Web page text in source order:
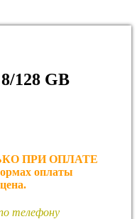
128 GB
ПРИ ОПЛАТЕ
оплаты
телефону